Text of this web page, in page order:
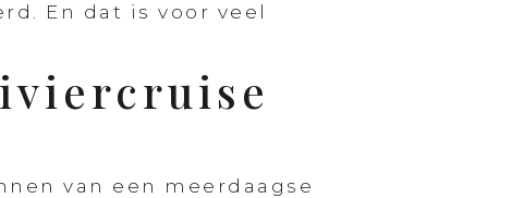
En dat is voor veel
van een meerdaagse